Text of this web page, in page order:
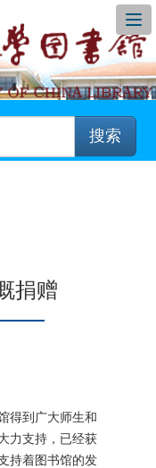
搜索
捐赠
得到广大师生和
力支持，已经获
持着图书馆的发